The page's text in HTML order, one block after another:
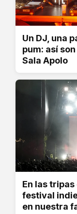
Un DJ, una
pum: así
Sala Apolo
En las
festival
en nuestra